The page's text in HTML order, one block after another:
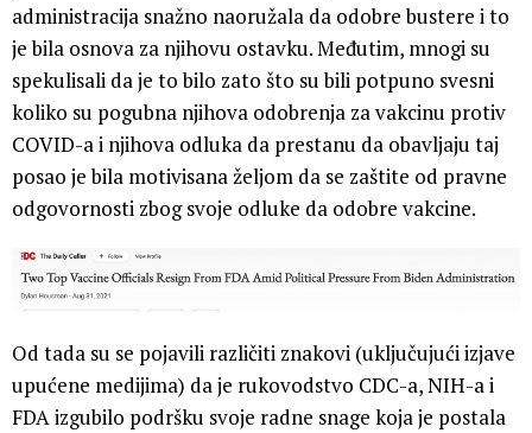
administracija snažno naoružala da odobre bustere i to
je bila osnova za njihovu ostavku. Međutim, mnogi su
spekulisali da je to bilo zato što su bili potpuno svesni
koliko su pogubna njihova odobrenja za vakcinu protiv
COVID-a i njihova odluka da prestanu da obavljaju taj
posao je bila motivisana željom da se zaštite od pravne
odgovornosti zbog svoje odluke da odobre vakcine.
Od tada su se pojavili različiti znakovi (uključujući izjave
upućene medijima) da je rukovodstvo CDC-a, NIH-a i
FDA izgubilo podršku svoje radne snage koja je postala